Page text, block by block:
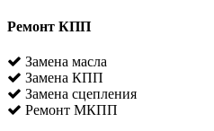
Ремонт КПП
Замена масла
Замена КПП
Замена сцепления
Ремонт МКПП